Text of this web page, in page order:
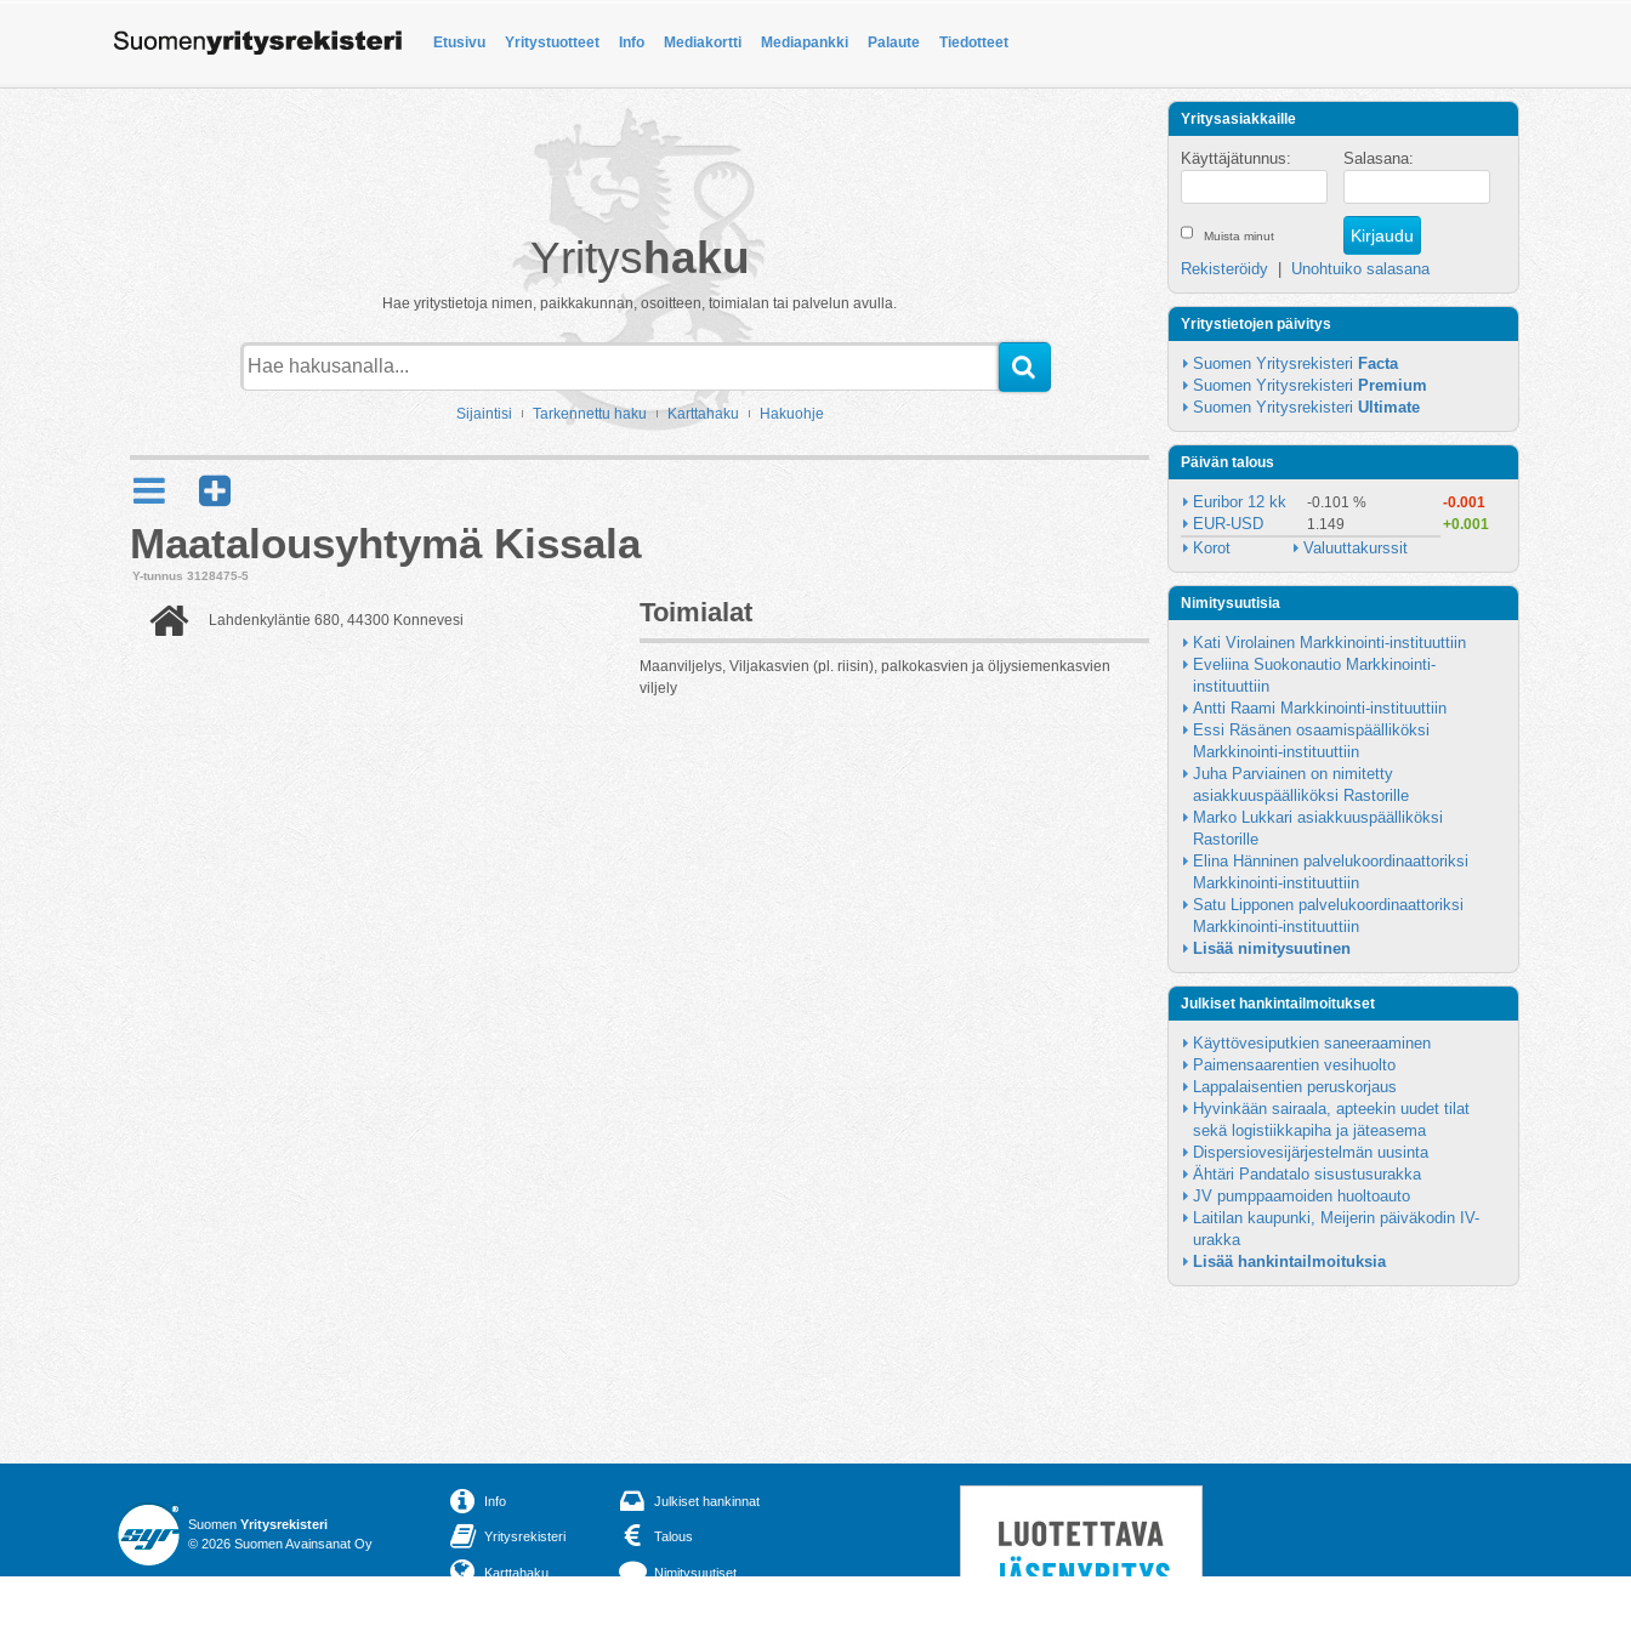
Etusivu Yritystuotteet Info Mediakortti Mediapankki Palaute Tiedotteet
Yrityshaku
Hae yritystietoja nimen, paikkakunnan, osoitteen, toimialan tai palvelun avulla.
Sijaintisi Tarkennettu haku Karttahaku Hakuohje
Maatalousyhtymä Kissala
Y-tunnus 3128475-5
Lahdenkyläntie 680, 44300 Konnevesi Toimialat
Maanviljelys, Viljakasvien (pl. riisin), palkokasvien ja öljysiemenkasvien
viljely
Yritysasiakkaille
Käyttäjätunnus: Salasana:
Muista minut
Rekisteröidy Unohtuiko salasana
Yritystietojen päivitys
Suomen Yritysrekisteri Facta
Suomen Yritysrekisteri Premium
Suomen Yritysrekisteri Ultimate
Päivän talous
Euribor 12 kk -0.101 % -0.001
EUR-USD 1.149 +0.001
Korot Valuuttakurssit
Nimitysuutisia
Kati Virolainen Markkinointi-instituuttiin
Eveliina Suokonautio Markkinointi-
instituuttiin
Antti Raami Markkinointi-instituuttiin
Essi Räsänen osaamispäälliköksi
Markkinointi-instituuttiin
Juha Parviainen on nimitetty
asiakkuuspäälliköksi Rastorille
Marko Lukkari asiakkuuspäälliköksi
Rastorille
Elina Hänninen palvelukoordinaattoriksi
Markkinointi-instituuttiin
Satu Lipponen palvelukoordinaattoriksi
Markkinointi-instituuttiin
Lisää nimitysuutinen
Julkiset hankintailmoitukset
Käyttövesiputkien saneeraaminen
Paimensaarentien vesihuolto
Lappalaisentien peruskorjaus
Hyvinkään sairaala, apteekin uudet tilat
sekä logistiikkapiha ja jäteasema
Dispersiovesijärjestelmän uusinta
Ähtäri Pandatalo sisustusurakka
JV pumppaamoiden huoltoauto
Laitilan kaupunki, Meijerin päiväkodin IV-
urakka
Lisää hankintailmoituksia
Suomen Yritysrekisteri
© 2026 Suomen Avainsanat Oy
Info
Yritysrekisteri
Karttahaku
Julkiset hankinnat
Talous
Nimitysuutiset